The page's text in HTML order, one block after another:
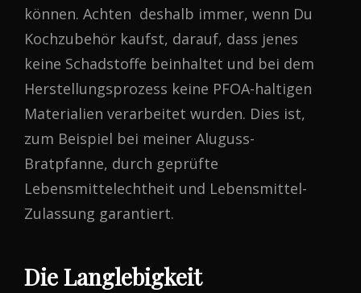
können. Achten deshalb immer, wenn Du
Kochzubehör kaufst, darauf, dass jenes
keine Schadstoffe beinhaltet und bei dem
Herstellungsprozess keine PFOA-haltigen
Materialien verarbeitet wurden. Dies ist,
zum Beispiel bei meiner Aluguss-
Bratpfanne, durch geprüfte
Lebensmittelechtheit und Lebensmittel-
Zulassung garantiert.
Die Langlebigkeit